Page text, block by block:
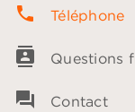
phone Téléphone
contacts Questions
question_answer Contact